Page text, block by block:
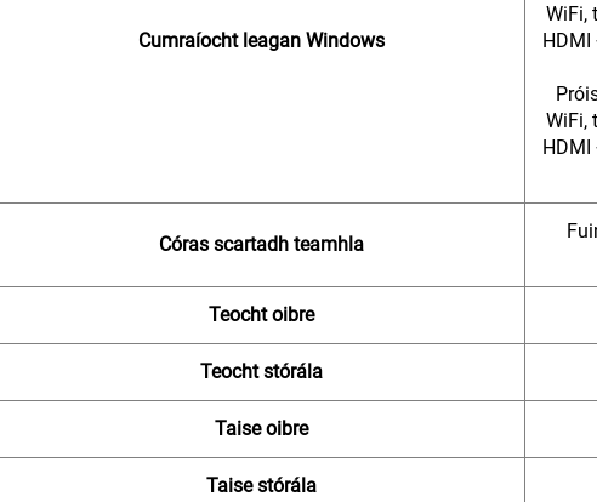
Cumraíocht leagan Windows
WiFi,
HDMI
WiFi,
HDMI
Córas scartadh teamhla
Teocht oibre
Teocht stórála
Taise oibre
Taise stórála